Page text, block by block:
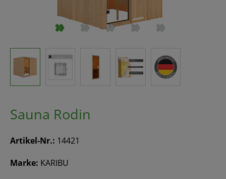
Sauna Rodin
Artikel-Nr.: 14421
Marke: KARIBU